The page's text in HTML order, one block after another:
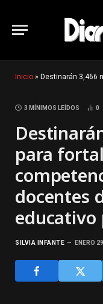
Inicio » Destinarán 3,466 millones
3 MÍNIMOS LEÍDOS 0
para
docentes
educativo
SILVIA INFANTE ENERO